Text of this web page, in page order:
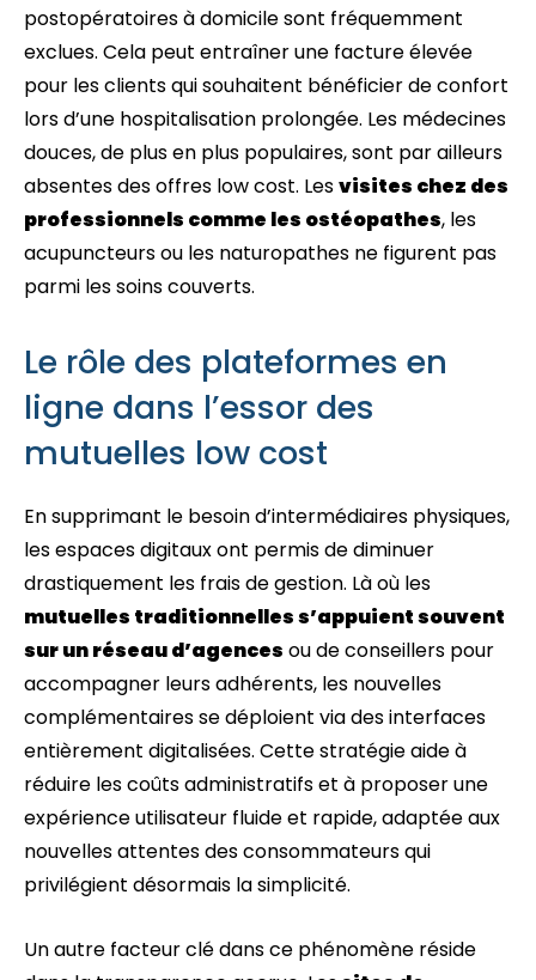
postopératoires à domicile sont fréquemment
exclues. Cela peut entraîner une facture élevée
pour les clients qui souhaitent bénéficier de confort
lors d’une hospitalisation prolongée. Les médecines
douces, de plus en plus populaires, sont par ailleurs
absentes des offres low cost. Lesvisites chez des
professionnels comme les ostéopathes, les
acupuncteurs ou les naturopathes ne figurent pas
parmi les soins couverts.
Le rôle des plateformes en
ligne dans l’essor des
mutuelles low cost
En supprimant le besoin d’intermédiaires physiques,
les espaces digitaux ont permis de diminuer
drastiquement les frais de gestion. Là où les
mutuelles traditionnelles s’appuient souvent
sur un réseau d’agences ou de conseillers pour
accompagner leurs adhérents, les nouvelles
complémentaires se déploient via des interfaces
entièrement digitalisées. Cette stratégie aide à
réduire les coûts administratifs et à proposer une
expérience utilisateur fluide et rapide, adaptée aux
nouvelles attentes des consommateurs qui
privilégient désormais la simplicité.
Un autre facteur clé dans ce phénomène réside